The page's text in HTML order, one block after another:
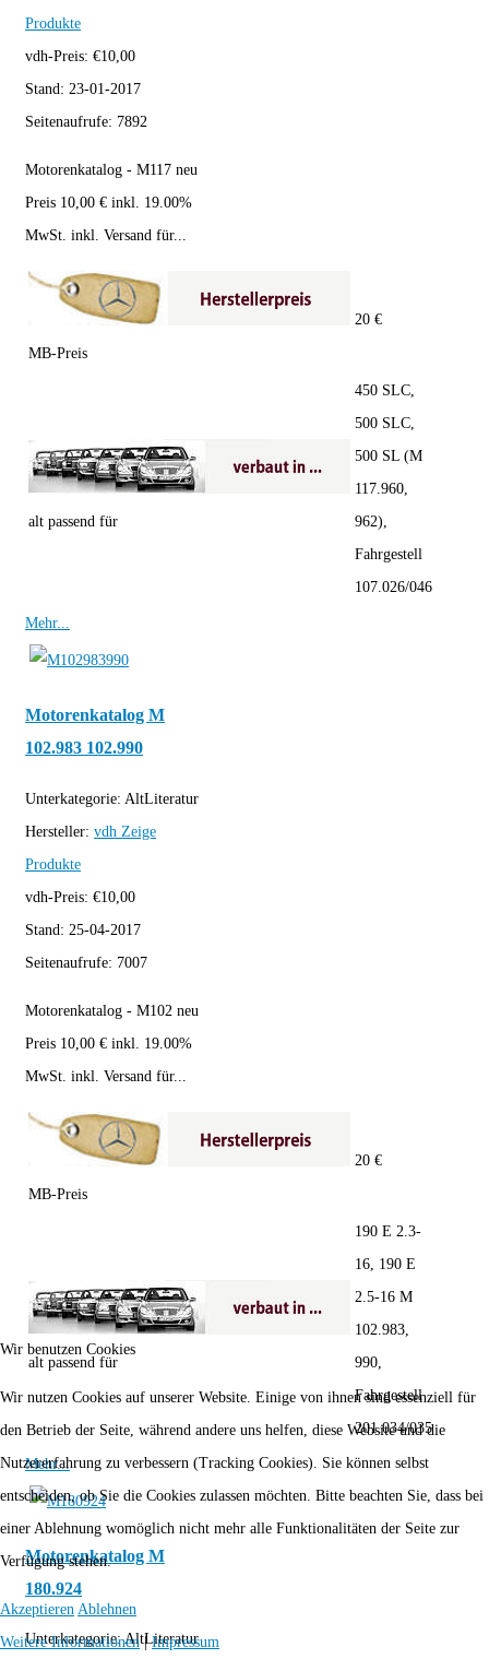
Produkte
vdh-Preis: €10,00
Stand: 23-01-2017
Seitenaufrufe: 7892
Motorenkatalog - M117 neu
Preis 10,00 € inkl. 19.00%
MwSt. inkl. Versand für...
MB-Preis
20 €
alt passend für
450 SLC,
500 SLC,
500 SL (M
117.960,
962),
Fahrgestell
107.026/046
Mehr...
Motorenkatalog M
102.983 102.990
Unterkategorie: AltLiteratur
Hersteller: vdh Zeige
Produkte
vdh-Preis: €10,00
Stand: 25-04-2017
Seitenaufrufe: 7007
Motorenkatalog - M102 neu
Preis 10,00 € inkl. 19.00%
MwSt. inkl. Versand für...
MB-Preis
20 €
alt passend für
190 E 2.3-
16, 190 E
2.5-16 M
102.983,
990,
Fahrgestell
201.034/035
Mehr...
Motorenkatalog M
180.924
Unterkategorie:AltLiteratur
Wir benutzen Cookies
Wir nutzen Cookies auf unserer Website. Einige von ihnen sind essenziell für
den Betrieb der Seite, während andere uns helfen, diese Website und die
Nutzererfahrung zu verbessern (Tracking Cookies). Sie können selbst
entscheiden, ob Sie die Cookies zulassen möchten. Bitte beachten Sie, dass bei
einer Ablehnung womöglich nicht mehr alle Funktionalitäten der Seite zur
Verfügung stehen.
Akzeptieren Ablehnen
Weitere Informationen|Impressum